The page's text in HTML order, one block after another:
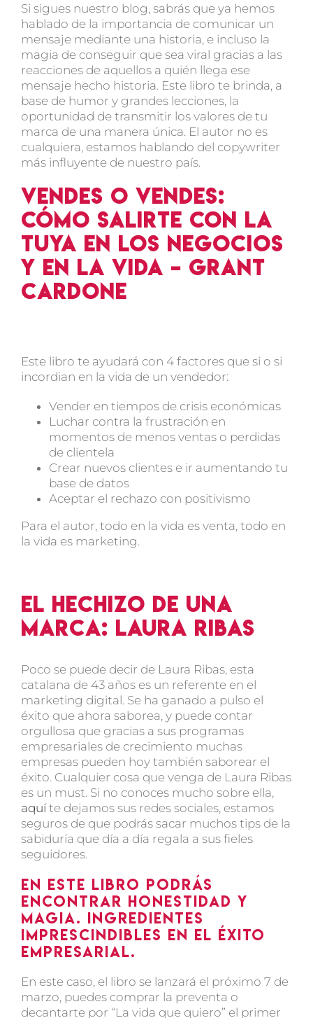
Si sigues nuestro blog, sabrás que ya hemos
hablado de la importancia de comunicar un
mensaje mediante una historia, e incluso la
magia de conseguir que sea viral gracias a las
reacciones de aquellos a quién llega ese
mensaje hecho historia. Este libro te brinda, a
base de humor y grandes lecciones, la
oportunidad de transmitir los valores de tu
marca de una manera única. El autor no es
cualquiera, estamos hablando del copywriter
más influyente de nuestro país.
Vendes o Vendes:
Cómo salirte con la
tuya en los negocios
y en la vida – Grant
Cardone
Este libro te ayudará con 4 factores que si o si
incordian en la vida de un vendedor:
Vender en tiempos de crisis económicas
Luchar contra la frustración en
momentos de menos ventas o perdidas
de clientela
Crear nuevos clientes e ir aumentando tu
base de datos
Aceptar el rechazo con positivismo
Para el autor, todo en la vida es venta, todo en
la vida es marketing.
El Hechizo de una
marca: Laura Ribas
Poco se puede decir de Laura Ribas, esta
catalana de 43 años es un referente en el
marketing digital. Se ha ganado a pulso el
éxito que ahora saborea, y puede contar
orgullosa que gracias a sus programas
empresariales de crecimiento muchas
empresas pueden hoy también saborear el
éxito. Cualquier cosa que venga de Laura Ribas
es un must. Si no conoces mucho sobre ella,
aquíte dejamos sus redes sociales, estamos
seguros de que podrás sacar muchos tips de la
sabiduría que día a día regala a sus fieles
seguidores.
En este libro podrás
encontrar honestidad y
magia. Ingredientes
imprescindibles en el éxito
empresarial.
En este caso, el libro se lanzará el próximo 7 de
marzo, puedes comprar la preventa o
decantarte por “La vida que quiero” el primer